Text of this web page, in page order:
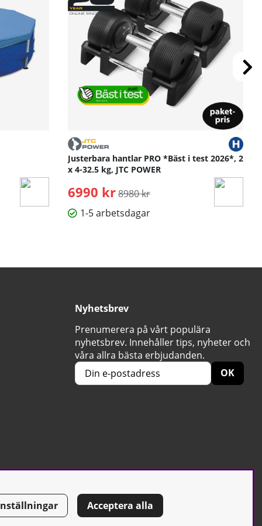
Justerbara hantlar PRO *Bäst i test 2026*, 2
x 4-32.5 kg, JTC POWER
6990 kr Ordinarie pris:
8980 kr
1-5 arbetsdagar
Nyhetsbrev
Prenumerera på vårt populära
nyhetsbrev. Innehåller tips, nyheter och
våra allra bästa erbjudanden.
OK
0500-42 87 00
Acceptera alla